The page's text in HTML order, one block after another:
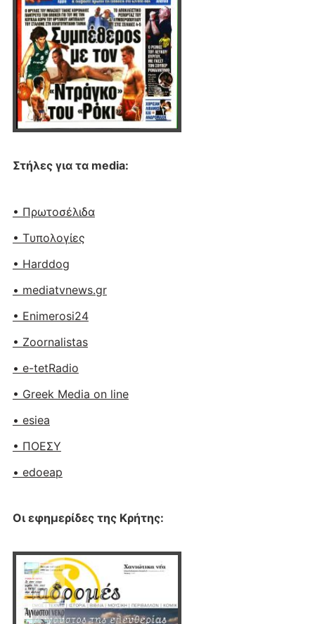
Στήλες για τα media:
• Πρωτοσέλιδα
• Tυπολογίες
• Harddog
• mediatvnews.gr
• Enimerosi24
• Zoornalistas
• e-tetRadio
• Greek Media on line
• esiea
• ΠΟΕΣΥ
• edoeap
Οι εφημερίδες της Κρήτης: